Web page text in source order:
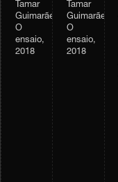
Tamar
Guimarães,
O
ensaio,
2018
Tamar
Guimarães,
O
ensaio,
2018